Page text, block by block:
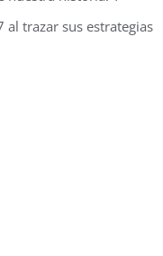
trazar sus estrategias